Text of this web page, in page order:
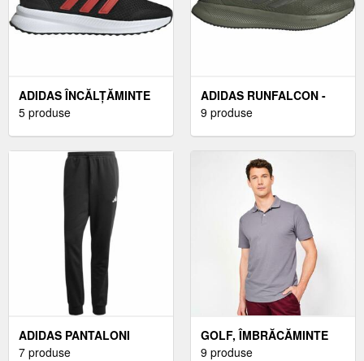
ADIDAS ÎNCĂLȚĂMINTE
CASUAL BĂRBAȚI
5 produse
ADIDAS RUNFALCON -
ÎNCĂLȚĂMINTE DE
9 produse
ADIDAS PANTALONI
TRENING BĂRBAȚI
7 produse
GOLF, ÎMBRĂCĂMINTE
GOLF, TRICOURI POLO
9 produse